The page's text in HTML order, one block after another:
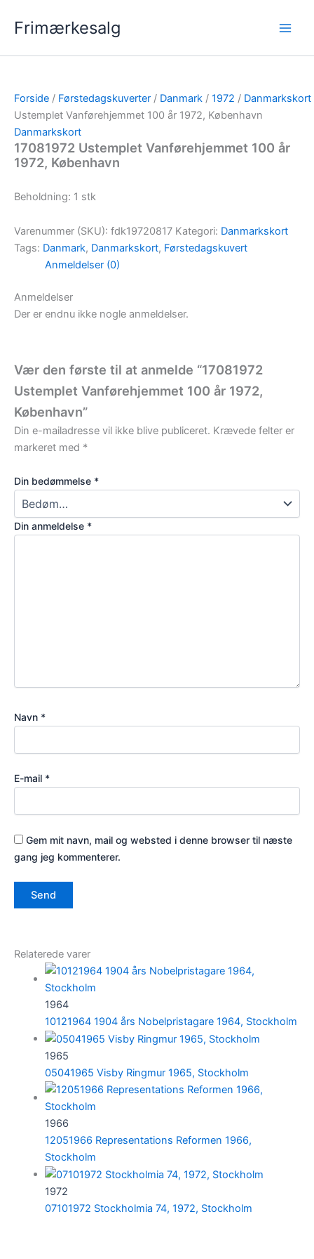
Frimærkesalg
Forside / Førstedagskuverter / Danmark / 1972 / Danmarkskort
Ustemplet Vanførehjemmet 100 år 1972, København
Danmarkskort
17081972 Ustemplet Vanførehjemmet 100 år
1972, København
Beholdning: 1 stk
Varenummer (SKU): fdk19720817 Kategori: Danmarkskort
Tags: Danmark, Danmarkskort, Førstedagskuvert
Anmeldelser (0)
Anmeldelser
Der er endnu ikke nogle anmeldelser.
Vær den første til at anmelde “17081972
Ustemplet Vanførehjemmet 100 år 1972,
København”
Din e-mailadresse vil ikke blive publiceret. Krævede felter er
markeret med *
Din bedømmelse *
Din anmeldelse *
Navn *
E-mail *
Gem mit navn, mail og websted i denne browser til næste
gang jeg kommenterer.
Relaterede varer
1964
10121964 1904 års Nobelpristagare 1964, Stockholm
1965
05041965 Visby Ringmur 1965, Stockholm
1966
12051966 Representations Reformen 1966,
Stockholm
1972
07101972 Stockholmia 74, 1972, Stockholm